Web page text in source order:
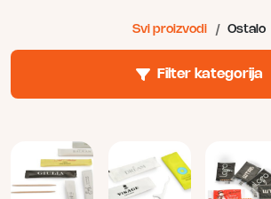
Svi proizvodi / Ostalo
Filter kategorija